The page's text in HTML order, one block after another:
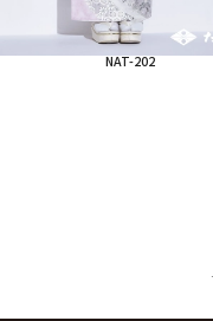
NAT-202